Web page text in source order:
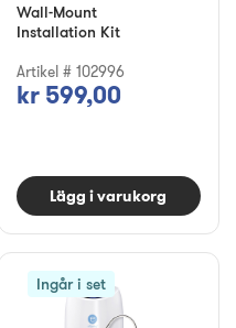
Wall-Mount
Installation Kit
Artikel # 102996
kr 599,00
Lägg i varukorg
Ingår i set